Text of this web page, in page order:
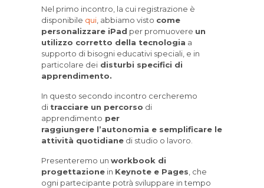
Nel primo incontro, la cui registrazione è
disponibile qui, abbiamo visto come
personalizzare iPad per promuovere un
utilizzo corretto della tecnologia a
supporto di bisogni educativi speciali, e in
particolare deidisturbi specifici di
apprendimento.
In questo secondo incontro cercheremo
di tracciare un percorso di
apprendimento per
raggiungere l’autonomia e semplificare le
attività quotidianedi studio o lavoro.
Presenteremo un workbook di
progettazionein Keynote e Pages , che
ogni partecipante potrà sviluppare in tempo